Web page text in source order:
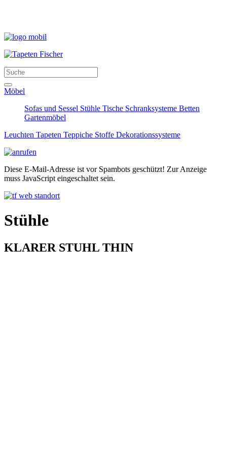
Möbel
Sofas und Sessel Stühle Tische Schranksysteme Betten
Gartenmöbel
Leuchten Tapeten Teppiche Stoffe Dekorationssysteme
Diese E-Mail-Adresse ist vor Spambots geschützt! Zur Anzeige
muss JavaScript eingeschaltet sein.
Stühle
KLARER STUHL THIN